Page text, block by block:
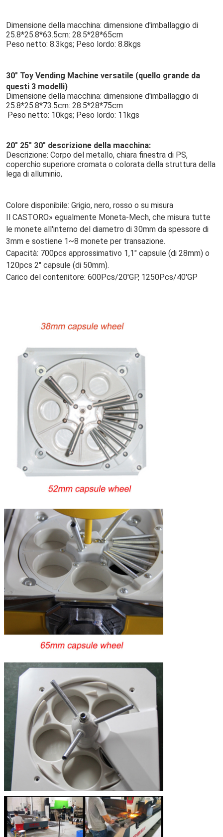
Dimensione della macchina: dimensione d'imballaggio di
25.8*25.8*63.5cm: 28.5*28*65cm
Peso netto: 8.3kgs; Peso lordo: 8.8kgs
30" Toy Vending Machine versatile (quello grande da
questi 3 modelli)
Dimensione della macchina: dimensione d'imballaggio di
25.8*25.8*73.5cm: 28.5*28*75cm
Peso netto: 10kgs; Peso lordo: 11kgs
20" 25" 30" descrizione della macchina:
Descrizione: Corpo del metallo, chiara finestra di PS,
coperchio superiore cromata o colorata della struttura della
lega di alluminio,
Colore disponibile: Grigio, nero, rosso o su misura
Il CASTORO» egualmente Moneta-Mech, che misura tutte
le monete all'interno del diametro di 30mm da spessore di
3mm e sostiene 1~8 monete per transazione.
Capacità: 700pcs approssimativo 1,1" capsule (di 28mm) o
120pcs 2" capsule (di 50mm).
Carico del contenitore: 600Pcs/20'GP, 1250Pcs/40'GP